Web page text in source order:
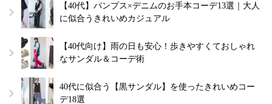
【40代】パンプス×デニムのお手本コーデ13選｜大人
に似合うきれいめカジュアル
【40代向け】雨の日も安心！歩きやすくておしゃれ
なサンダル＆コーデ術
40代に似合う【黒サンダル】を使ったきれいめコー
デ18選